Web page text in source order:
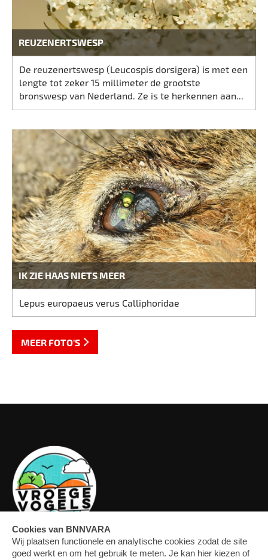
REUZENERTSWESP
De reuzenertswesp (Leucospis dorsigera) is met een
lengte tot zeker 15 millimeter de grootste
bronswesp van Nederland. Ze is te herkennen aan...
IK ZIE HAAS NIETS MEER
Lepus europaeus verus Calliphoridae
MEER FOTO'S